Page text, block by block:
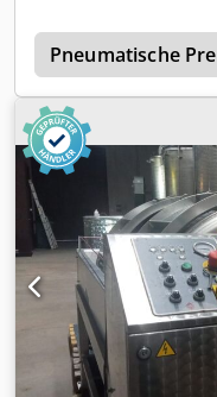
Pneumatische